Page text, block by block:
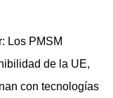
: Los PMSM
de la UE,
con tecnologías